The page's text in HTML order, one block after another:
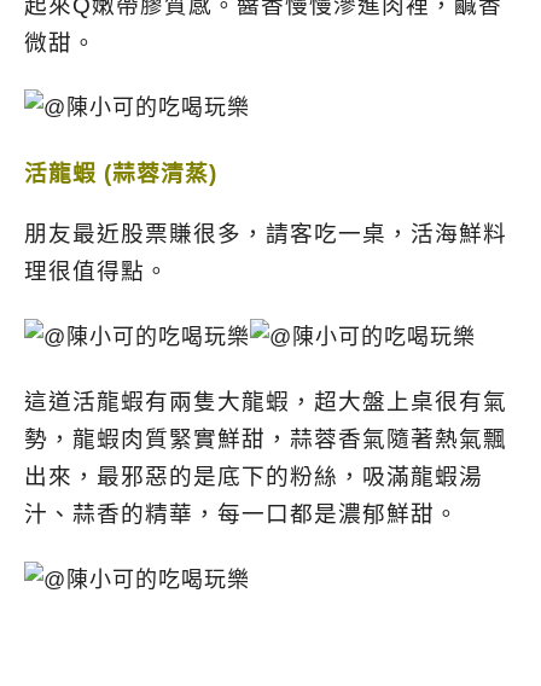
微甜。
活龍蝦 (蒜蓉清蒸)
朋友最近股票賺很多，請客吃一桌，活海鮮料
理很值得點。
這道活龍蝦有兩隻大龍蝦，超大盤上桌很有氣
勢， 龍蝦肉質緊實鮮甜，蒜蓉香氣隨著熱氣飄
出來， 最邪惡的是底下的粉絲，吸滿龍蝦湯
汁、蒜香的精華，每一口都是濃郁鮮甜。